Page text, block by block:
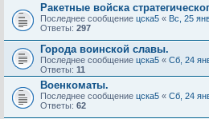
Ракетные войска
Последнее сообщение цска5 « Вс, 25
Ответы: 297
Города воинской славы.
Последнее сообщение цска5 « Сб, 24
Ответы: 11
Военкоматы.
Последнее сообщение цска5 « Сб, 24
Ответы: 62